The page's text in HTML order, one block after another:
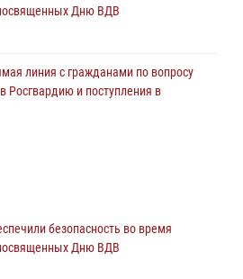
Дню ВДВ
линия с гражданами по вопросу
Росгвардию и поступления в
на праздновании Дня
безопасность во время
Дню ВДВ